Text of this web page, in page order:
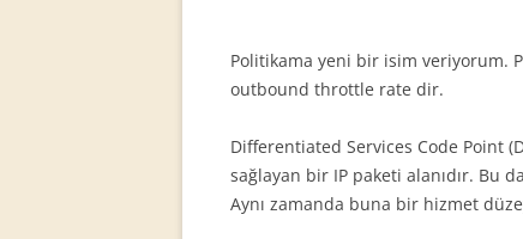
Politikama yeni bir isim veriyorum.
outbound throttle rate dir.
Differentiated Services Code Point
sağlayan bir IP paketi alanıdır. Bu
Aynı zamanda buna bir hizmet